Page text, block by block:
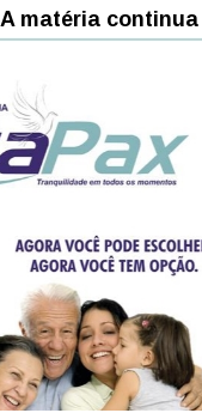
A matéria